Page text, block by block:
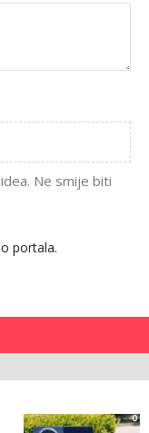
Ne smije biti
portala.
0